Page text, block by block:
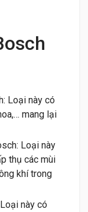
Loại này có
mang lại
Loại này
thụ các mùi
khí trong
này có